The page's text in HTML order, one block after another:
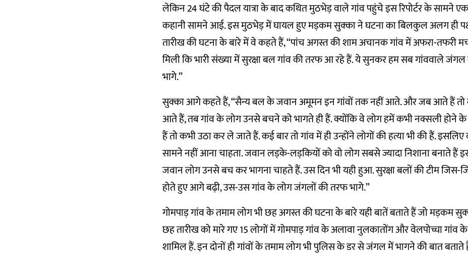
लेकिन 24 घंटे की पैदल यात्रा के बाद कथित मुठभेड़ वाले गांव पहुंचे इस रिपोर्टर के सामने
कहानी सामने आई. इस मुठभेड़ में घायल हुए मड़कम सुक्का ने घटना का बिलकुल अलग ही
तारीख की घटना के बारे में वे कहते हैं, “पांच अगस्त की शाम अचानक गांव में अफरा-तफरी
मिली कि भारी संख्या में सुरक्षा बल गांव की तरफ आ रहे हैं. ये सुनकर हम सब गांववाले
भागे.”
सुक्का आगे कहते हैं, “सैन्य बल के जवान अमूमन इन गांवों तक नहीं आते. और जब आते हैं तो
आते हैं, तब गांव के लोग उनसे बचने को भागते ही हैं. क्योंकि वे लोग हमें कभी नक्सली होने के
हैं तो कभी उठा कर ले जाते हैं. कई बार तो गांव में ही उन्होंने लोगों की हत्या भी की हैं.
सामने नहीं आना चाहता. जवान लड़के-लड़कियों को वो लोग सबसे ज्यादा निशाना बनाते हैं
जवान लोग उनसे बच कर भागना चाहते हैं. उस दिन भी यही हुआ. सुरक्षा बलों की टीम जिस-
होते हुए आगे बढ़ी, उस-उस गांव के लोग जंगलों की तरफ भागे.”
गोमपाड़ गांव के तमाम लोग भी छह अगस्त की घटना के बारे यही बातें बताते हैं जो मड़कम
छह तारीख को मारे गए 15 लोगों में गोमपाड़ गांव के अलावा नुलकातोंग और वेलपोच्चा गांव
शामिल हैं. इन दोनों ही गांवों के तमाम लोग भी पुलिस के डर से जंगल में भागने की बात बताते